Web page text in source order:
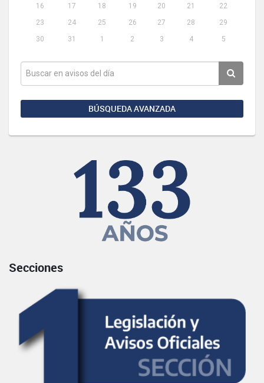
16
17 18 19 20 21
22
23
24 25 26 27 28
29
30
31 1 2 3 4 5
BÚSQUEDA AVANZADA
Secciones